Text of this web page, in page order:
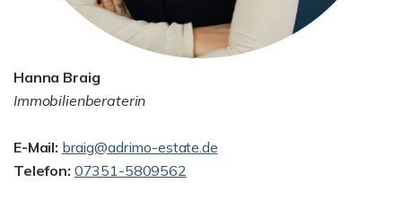
Hanna Braig
Immobilienberaterin
E-Mail: braig@adrimo-estate.de
Telefon: 07351-5809562